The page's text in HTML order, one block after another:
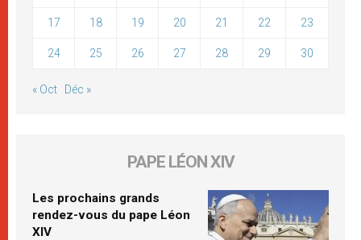
17 18 19 20 21 22 23
24 25 26 27 28 29 30
« Oct Déc »
PAPE LÉON XIV
Les prochains grands
rendez-vous du pape Léon
XIV